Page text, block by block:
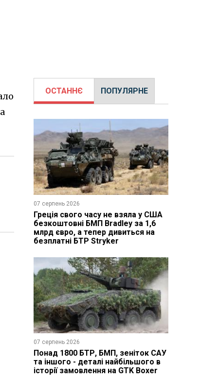
ОСТАННЄ ПОПУЛЯРНЕ
07 серпень 2026
Греція свого часу не взяла у США
безкоштовні БМП Bradley за 1,6
млрд євро, а тепер дивиться на
безплатні БТР Stryker
07 серпень 2026
Понад 1800 БТР, БМП, зеніток САУ
та іншого - деталі найбільшого в
історії замовлення на GTK Boxer